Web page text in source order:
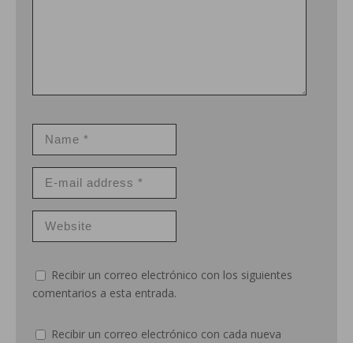
Recibir un correo electrónico con los siguientes
comentarios a esta entrada.
Recibir un correo electrónico con cada nueva